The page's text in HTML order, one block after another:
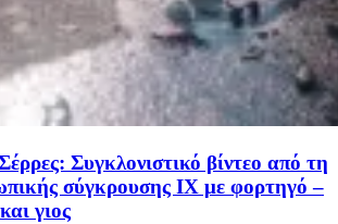
Συγκλονιστικό βίντεο από τη
σύγκρουσης ΙΧ με φορτηγό –
γιος